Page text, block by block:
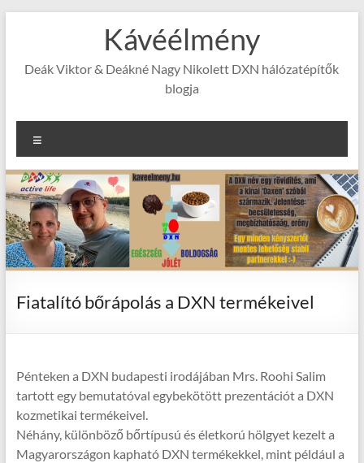
Kávéélmény
Deák Viktor & Deákné Nagy Nikolett DXN hálózatépítők
blogja
Fiatalító bőrápolás a DXN termékeivel
Pénteken a DXN budapesti irodájában Mrs. Roohi Salim
tartott egy bemutatóval egybekötött prezentációt a DXN
kozmetikai termékeivel.
Néhány, különböző bőrtípusú és életkorú hölgyet kezelt a
Magyarországon kapható DXN termékekkel, mint például a